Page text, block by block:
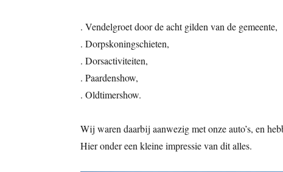
. Vendelgroet door de acht gilden van de gemeente,
. Dorpskoningschieten,
. Dorsactiviteiten,
. Paardenshow,
. Oldtimershow.
Wij waren daarbij aanwezig met onze auto’s, en
Hier onder een kleine impressie van dit alles.